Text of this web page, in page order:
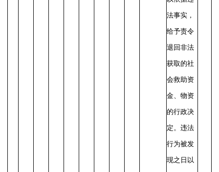
法事实，
给予责令
退回非法
获取的社
会救助资
金、物资
的行政决
定。 违法
行为被发
现之日以